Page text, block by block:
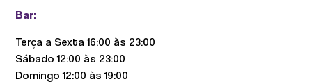
Bar:
Terça a Sexta 16:00 às 23:00
Sábado 12:00 às 23:00
Domingo 12:00 às 19:00